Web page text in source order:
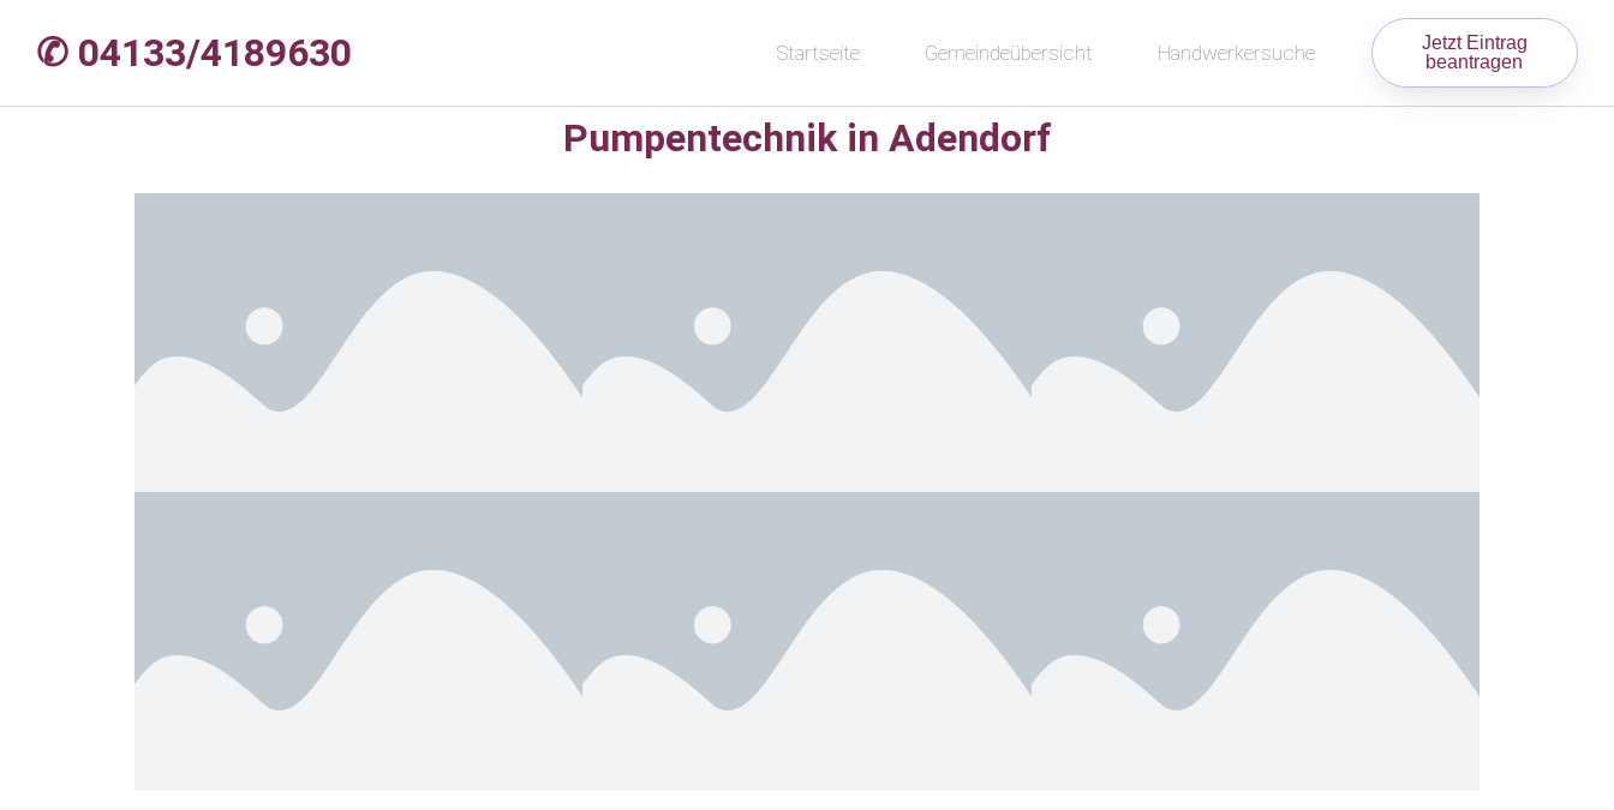
✆ 04133/4189630 Startseite Gemeindeübersicht Handwerkersuche
Jetzt Eintrag
beantragen
Pumpentechnik in Adendorf